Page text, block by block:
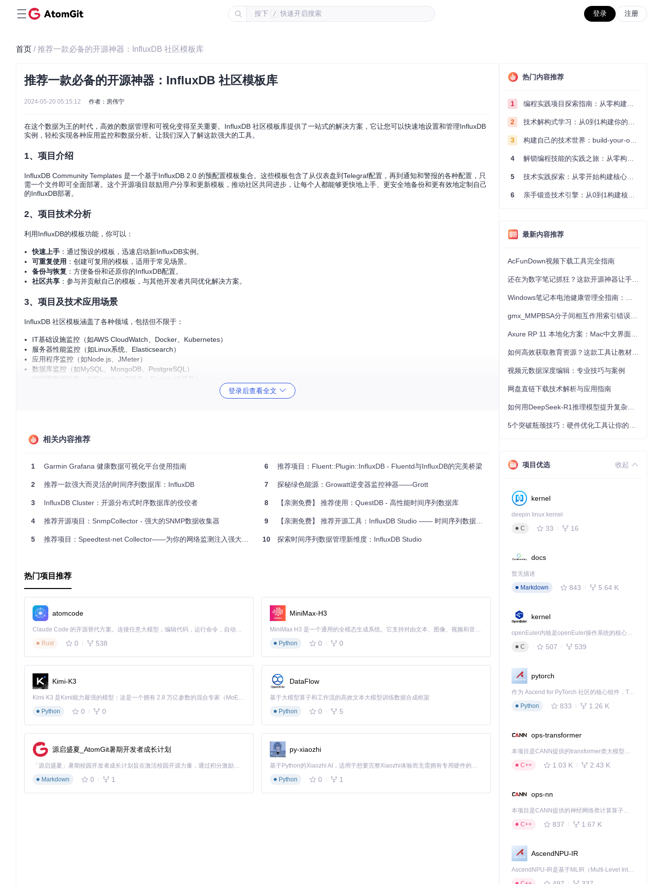
按下 / 快速开启搜索 登录 注册
首页 / 推荐一款必备的开源神器：InfluxDB 社区模板库
推荐一款必备的开源神器：InfluxDB 社区模板库
2024-05-20 05:15:12 作者：房伟宁
在这个数据为王的时代，高效的数据管理和可视化变得至关重要。InfluxDB 社区模板库提供了一站式的解决方案，它让您可以快速地设置和管理InfluxDB
实例，轻松实现各种应用监控和数据分析。让我们深入了解这款强大的工具。
1、项目介绍
InfluxDB Community Templates 是一个基于InfluxDB 2.0 的预配置模板集合。这些模板包含了从仪表盘到Telegraf配置，再到通知和警报的各种配置，只
需一个文件即可全面部署。这个开源项目鼓励用户分享和更新模板，推动社区共同进步，让每个人都能够更快地上手、更安全地备份和更有效地定制自己
的InfluxDB部署。
2、项目技术分析
利用InfluxDB的模板功能，你可以：
快速上手 ：通过预设的模板，迅速启动新InfluxDB实例。
可重复使用 ：创建可复用的模板，适用于常见场景。
备份与恢复 ：方便备份和还原你的InfluxDB配置。
社区共享 ：参与并贡献自己的模板，与其他开发者共同优化解决方案。
3、项目及技术应用场景
InfluxDB 社区模板涵盖了各种领域，包括但不限于：
IT基础设施监控（如AWS CloudWatch、Docker、Kubernetes）
服务器性能监控（如Linux系统、Elasticsearch）
应用程序监控（如Node.js、JMeter）
数据库监控（如MySQL、MongoDB、PostgreSQL）
物联网数据收集（如Particle IoT设备、Enviro+传感器）
这些模板可以帮助开发人员、运维人员以及数据分析爱好者轻松地进行数据追踪、性能评估和故障排查。
易用性：一键安装，无需复杂的配置过程。
多样性
持续更新：随着社区的发展，模板库会不断添加新的模板和优化现有模板。
总的来说，InfluxDB 社区模板库是每个InfluxDB使用者都应该了解和尝试的宝藏资源。无论你是初学者还是经验丰富的专业人士，都可以在这里找到适合
登录后查看全文
相关内容推荐
1 Garmin Grafana 健康数据可视化平台使用指南
2 推荐一款强大而灵活的时间序列数据库：InfluxDB
3 InfluxDB Cluster：开源分布式时序数据库的佼佼者
4 推荐开源项目：SnmpCollector - 强大的SNMP数据收集器
5 推荐项目：Speedtest-net Collector——为你的网络监测注入强大动力
6 推荐项目：Fluent::Plugin::InfluxDB - Fluentd与InfluxDB的完美桥梁
7 探秘绿色能源：Growatt逆变器监控神器——Grott
8 【亲测免费】 推荐使用：QuestDB - 高性能时间序列数据库
9 【亲测免费】 推荐开源工具：InfluxDB Studio —— 时间序列数据库管理利器
10 探索时间序列数据管理新维度：InfluxDB Studio
热门项目推荐
atomcode
Claude Code 的开源替代方案。连接任意大模型，编辑代码，运行命令，自动验证 — 全自动执行。用 Rust 构建，极致性能。 ｜ An open-source alternative to Claude Code. Connect any LLM, edit code, run commands, and verify changes — autonomously. Built in Rust for speed. Get Started
Rust
0 538
MiniMax-H3
MiniMax H3 是一个通用的全模态生成系统。它支持对由文本、图像、视频和音频组成的多模态上下文进行统一理解，并能生成分辨率高达 2K、时长可达 15 秒的带原生立体声音频的视频。得益于面向任务泛化的系统设计，H3 在预训练阶段就已具备广泛的多模态上下文理解与生成能力，能够出色地执行复杂的多模态指令。
Python
0 0
Kimi-K3
Kimi K3 是Kimi能力最强的模型：这是一个拥有 2.8 万亿参数的混合专家（MoE）模型，具备原生视觉理解能力，并支持 100 万 token 的上下文窗口。
Python
0 0
DataFlow
基于大模型算子和工作流的高效文本大模型训练数据合成框架
Python
0 5
源启盛夏_AtomGit暑期开发者成长计划
「源启盛夏」暑期校园开发者成长计划旨在激活校园开源力量，通过积分激励、认证扶持、资源倾斜等形式，引导高校组织和开发者完成「入驻 — 建项目 — 做贡献 — 获认证 — 得资源」的完整闭环。无论你是想带领社团入驻平台的组织者，还是希望用代码贡献证明自己的开发者，都能在这里找到属于你的成长路径。
Markdown
0 1
py-xiaozhi
基于Python的Xiaozhi AI，适用于想要完整Xiaozhi体验而无需拥有专用硬件的用户。
Python
0 1
热门内容推荐
1 编程实践项目探索指南：从零构建技术能力体系
2 技术解构式学习：从0到1构建你的编程知识体系
3 构建自己的技术世界：build-your-own-x项目的实践探索指南
4 解锁编程技能的实践之旅：从零构建你的技术世界
5 技术实践探索：从零开始构建核心系统的实践指南
6 亲手锻造技术引擎：从0到1构建核心系统的实践指南
最新内容推荐
AcFunDown视频下载工具完全指南
视频元数据深度编辑：专业技巧与案例
网盘直链下载技术解析与应用指南
项目优选 收起
kernel
deepin linux kernel
C
33 16
docs
暂无描述
Markdown
843 5.64 K
kernel
openEuler内核是openEuler操作系统的核心，既是系统性能与稳定性的基石，也是连接处理器、设备与服务的桥梁。
C
507 539
pytorch
作为 Ascend for PyTorch 社区的核心组件，TorchNPU 是昇腾专为 PyTorch 打造的深度学习适配插件，使 PyTorch 框架能够直接调用昇腾 NPU，为开发者提供昇腾 AI 处理器的超强算力。
Python
833 1.26 K
ops-transformer
本项目是CANN提供的transformer类大模型算子库，实现网络在NPU上加速计算。
C++
1.03 K 2.43 K
ops-nn
本项目是CANN提供的神经网络类计算算子库，实现网络在NPU上加速计算。
C++
837 1.67 K
AscendNPU-IR
AscendNPU-IR是基于MLIR（Multi-Level Intermediate Representation）构建的，面向昇腾亲和算子编译时使用的中间表示，提供昇腾完备表达能力，通过编译优化提升昇腾AI处理器计算效率，支持通过生态框架使能昇腾AI处理器与深度调优